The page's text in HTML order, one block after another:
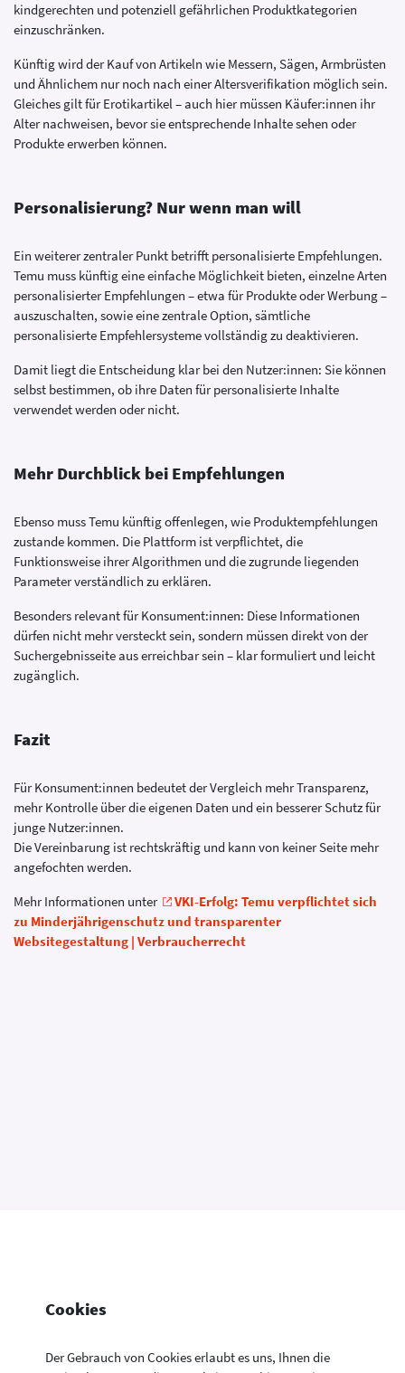
Cookies
Der Gebrauch von Cookies erlaubt es uns, Ihnen die
kindgerechten und potenziell gefährlichen Produktkategorien
einzuschränken.
Künftig wird der Kauf von Artikeln wie Messern, Sägen, Armbrüsten
und Ähnlichem nur noch nach einer Altersverifikation möglich sein.
Gleiches gilt für Erotikartikel – auch hier müssen Käufer:innen ihr
Alter nachweisen, bevor sie entsprechende Inhalte sehen oder
Produkte erwerben können.
Personalisierung? Nur wenn man will
Ein weiterer zentraler Punkt betrifft personalisierte Empfehlungen.
Temu muss künftig eine einfache Möglichkeit bieten, einzelne Arten
personalisierter Empfehlungen – etwa für Produkte oder Werbung –
auszuschalten, sowie eine zentrale Option, sämtliche
personalisierte Empfehlersysteme vollständig zu deaktivieren.
Damit liegt die Entscheidung klar bei den Nutzer:innen: Sie können
selbst bestimmen, ob ihre Daten für personalisierte Inhalte
verwendet werden oder nicht.
Mehr Durchblick bei Empfehlungen
Ebenso muss Temu künftig offenlegen, wie Produktempfehlungen
zustande kommen. Die Plattform ist verpflichtet, die
Funktionsweise ihrer Algorithmen und die zugrunde liegenden
Parameter verständlich zu erklären.
Besonders relevant für Konsument:innen: Diese Informationen
dürfen nicht mehr versteckt sein, sondern müssen direkt von der
Suchergebnisseite aus erreichbar sein – klar formuliert und leicht
zugänglich.
Fazit
Für Konsument:innen bedeutet der Vergleich mehr Transparenz,
mehr Kontrolle über die eigenen Daten und ein besserer Schutz für
junge Nutzer:innen.
Die Vereinbarung ist rechtskräftig und kann von keiner Seite mehr
angefochten werden.
Mehr Informationen unter
VKI-Erfolg: Temu verpflichtet sich
zu Minderjährigenschutz und transparenter
Websitegestaltung | Verbraucherrecht